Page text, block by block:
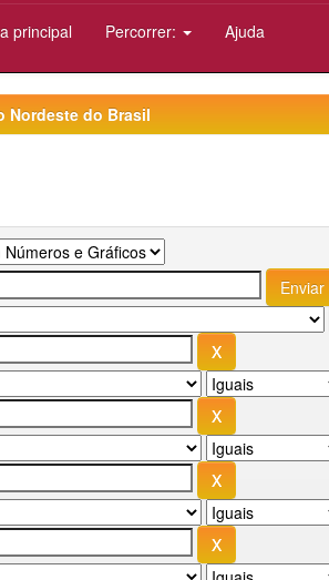
principal Percorrer: Ajuda
Nordeste do Brasil